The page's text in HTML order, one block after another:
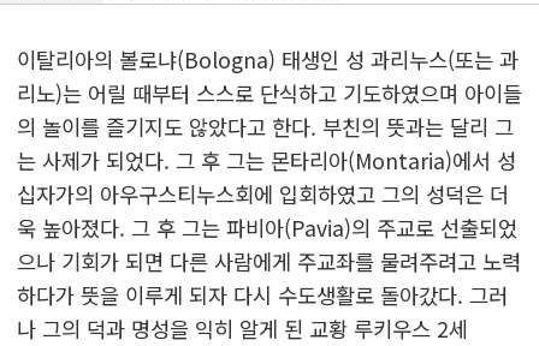
이탈리아의 볼로냐(Bologna) 태생인 성 과리누스(또는 과
리노)는 어릴 때부터 스스로 단식하고 기도하였으며 아이들
의 놀이를 즐기지도 않았다고 한다. 부친의 뜻과는 달리 그
는 사제가 되었다. 그 후 그는 몬타리아(Montaria)에서 성
십자가의 아우구스티누스회에 입회하였고 그의 성덕은 더
욱 높아졌다. 그 후 그는 파비아(Pavia)의 주교로 선출되었
으나 기회가 되면 다른 사람에게 주교좌를 물려주려고 노력
하다가 뜻을 이루게 되자 다시 수도생활로 돌아갔다. 그러
나 그의 덕과 명성을 익히 알게 된 교황 루키우스 2세